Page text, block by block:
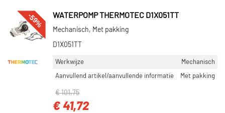
-59% WATERPOMP THERMOTEC D1X051TT
Mechanisch, Met pakking
D1X051TT
Werkwijze
Mechanisch
Aanvullend artikel/aanvullende informatie
Met pakking
€ 101,75
€ 41,72